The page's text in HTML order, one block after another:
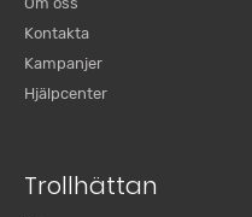
Kontakta
Kampanjer
Hjälpcenter
Trollhättan